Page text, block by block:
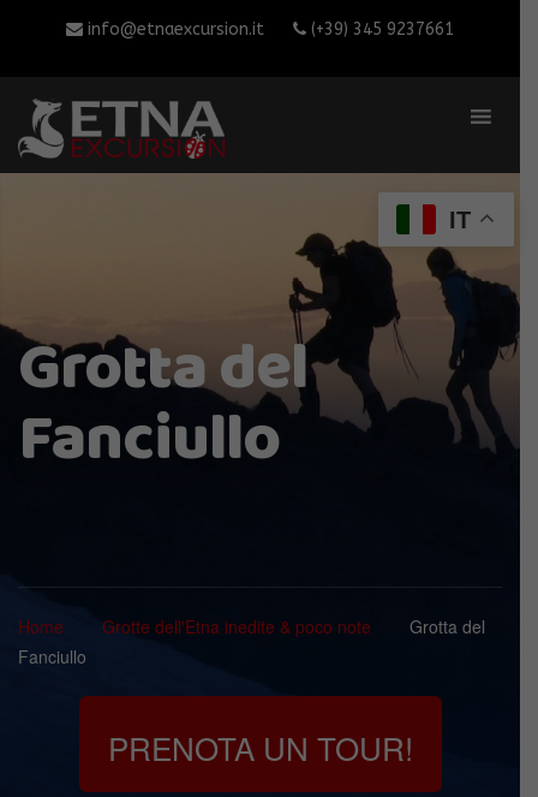
info@etnaexcursion.it (+39) 345 9237661
Grotta del
Fanciullo
Home Grotte dell'Etna inedite & poco note
Grotta del
Fanciullo
PRENOTA UN TOUR!
IT